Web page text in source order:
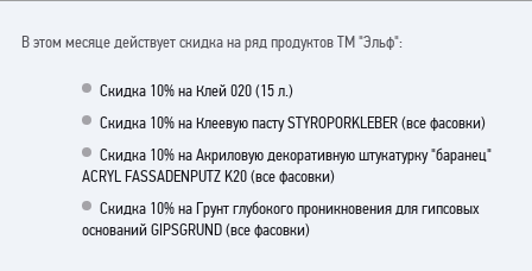
В этом месяце действует скидка на ряд продуктов ТМ "Эльф":
Скидка 10% на Клей 020 (15 л.)
Скидка 10% на Клеевую пасту STYROPORKLEBER (все фасовки)
Скидка 10% на Акриловую декоративную штукатурку "баранец"
ACRYL FASSADENPUTZ K20 (все фасовки)
Скидка 10% на Грунт глубокого проникновения для гипсовых
оснований GIPSGRUND (все фасовки)